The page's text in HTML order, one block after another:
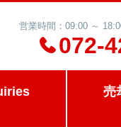
営業時間：09:00 ～
072-
売